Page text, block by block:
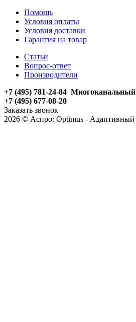
Помощь
Условия оплаты
Условия доставки
Гарантия на товар
Статьи
Вопрос-ответ
Производители
+7 (495) 781-24-84 Многоканальный
+7 (495) 677-08-20
Заказать звонок
2026 © Аспро: Optimus - Адаптивный